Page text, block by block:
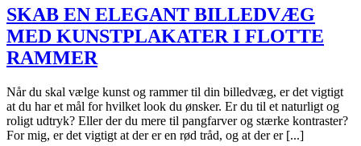
du
dit
hjem
kunstplakater
og
malerarbejde
SKAB EN ELEGANT BILLEDVÆG
MED KUNSTPLAKATER I FLOTTE
RAMMER
Når du skal vælge kunst og rammer til din billedvæg, er det vigtigt
at du har et mål for hvilket look du ønsker. Er du til et naturligt og
roligt udtryk? Eller der du mere til pangfarver og stærke kontraster?
For mig, er det vigtigt at der er en rød tråd, og at der er [...]